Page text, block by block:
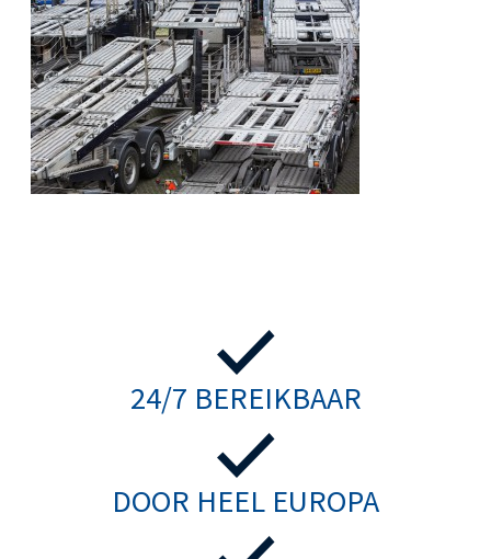
24/7 BEREIKBAAR
DOOR HEEL EUROPA